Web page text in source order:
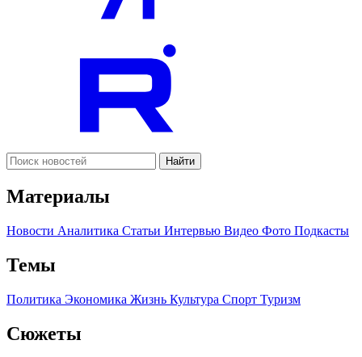
Найти
Материалы
Новости Аналитика Статьи Интервью Видео Фото Подкасты
Темы
Политика Экономика Жизнь Культура Спорт Туризм
Сюжеты